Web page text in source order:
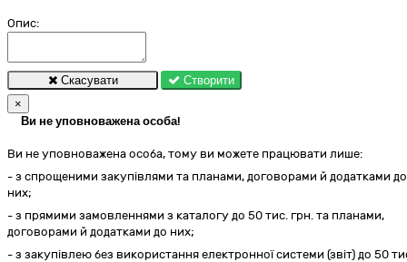
Опис:
Скасувати
Створити
×
Ви не уповноважена особа!
Ви не уповноважена особа, тому ви можете працювати лише:
- з спрощеними закупівлями та планами, договорами й додатками до
них;
- з прямими замовленнями з каталогу до 50 тис. грн. та планами,
договорами й додатками до них;
- з закупівлею без використання електронної системи (звіт) до 50